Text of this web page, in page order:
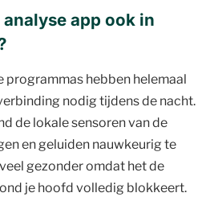
app ook in
programmas hebben helemaal
nodig tijdens de nacht.
de lokale sensoren van de
en geluiden nauwkeurig te
gezonder omdat het de
je hoofd volledig blokkeert.